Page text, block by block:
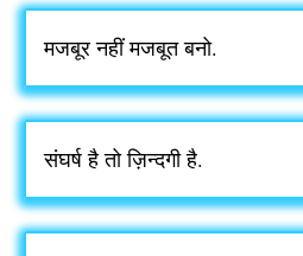
मजबूर नहीं मजबूत बनो.
संघर्ष है तो ज़िन्दगी है.